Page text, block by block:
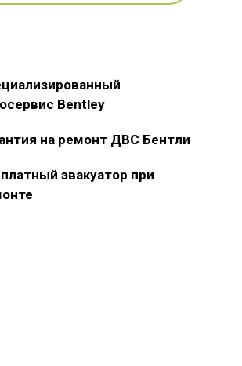
Bentley
на ремонт ДВС Бентли
эвакуатор при